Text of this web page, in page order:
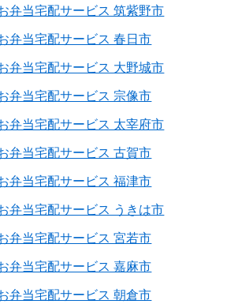
弁当宅配サービス 筑紫野市
弁当宅配サービス 春日市
弁当宅配サービス 大野城市
弁当宅配サービス 宗像市
弁当宅配サービス 太宰府市
弁当宅配サービス 古賀市
弁当宅配サービス 福津市
弁当宅配サービス うきは市
弁当宅配サービス 宮若市
弁当宅配サービス 嘉麻市
弁当宅配サービス 朝倉市